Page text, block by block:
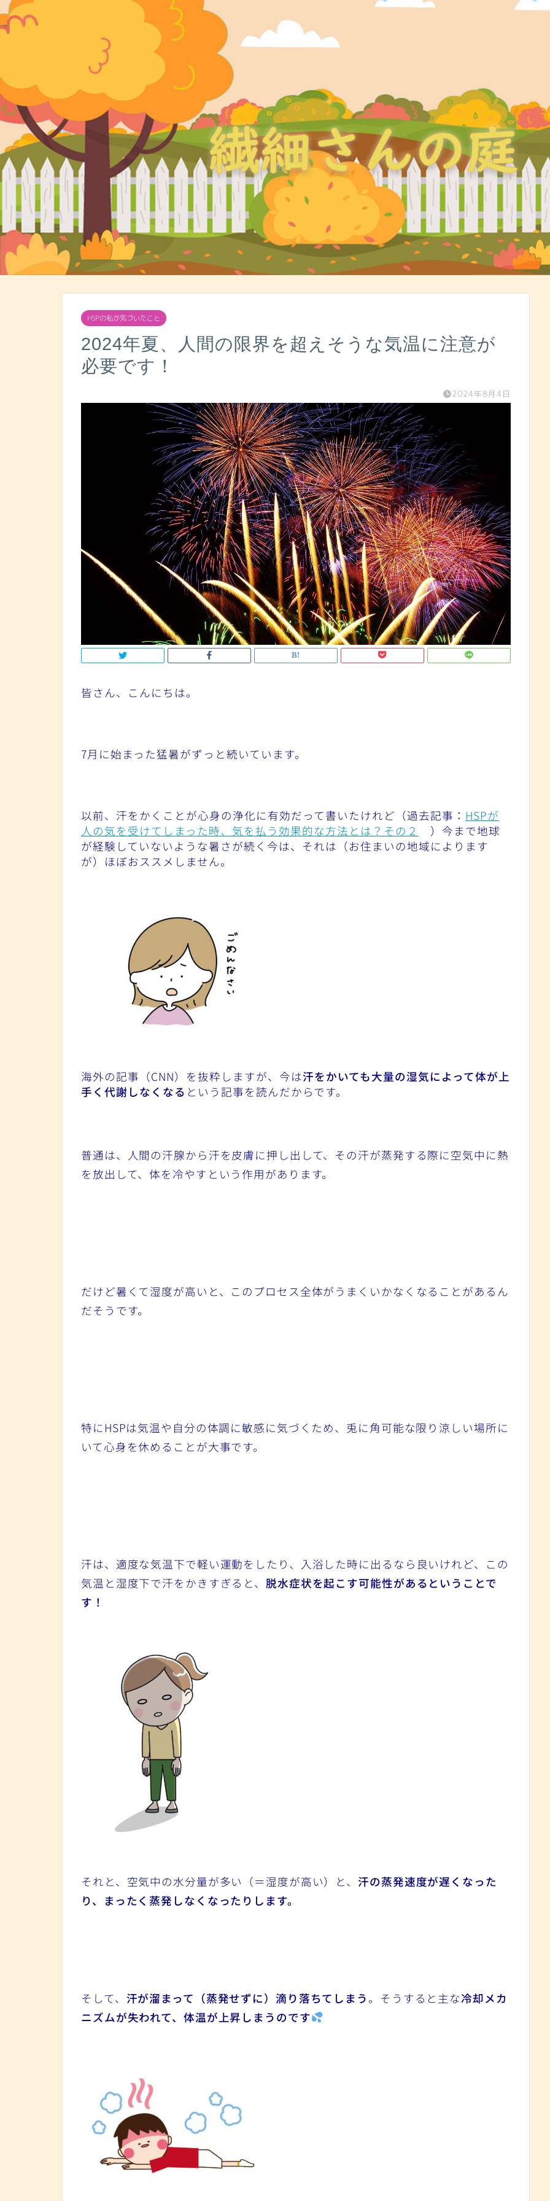
HSPの私が気づいたこと
2024年夏、人間の限界を超えそうな気温に注意が
必要です！
2024年8月4日
皆さん、こんにちは。
7月に始まった猛暑がずっと続いています。
以前、汗をかくことが心身の浄化に有効だって書いたけれど（過去記事： HSPが
人の気を受けてしまった時、気を払う効果的な方法とは？その２
）今まで地球
が経験していないような暑さが続く今は、それは（お住まいの地域によります
が）ほぼおススメしません。
海外の記事（CNN）を抜粋しますが、今は汗をかいても大量の湿気によって体が上
手く代謝しなくなる という記事を読んだからです。
普通は、人間の汗腺から汗を皮膚に押し出して、その汗が蒸発する際に空気中に熱
を放出して、体を冷やすという作用があります。
だけど暑くて湿度が高いと、このプロセス全体がうまくいかなくなることがあるん
だそうです。
特にHSPは気温や自分の体調に敏感に気づくため、兎に角可能な限り涼しい場所に
いて心身を休めることが大事です。
汗は、適度な気温下で軽い運動をしたり、入浴した時に出るなら良いけれど、この
気温と湿度下で汗をかきすぎると、 脱水症状を起こす可能性があるということで
す！
それと、空気中の水分量が多い（＝湿度が高い）と、 汗の蒸発速度が遅くなった
り、まったく蒸発しなくなったりします。
そして、 汗が溜まって（蒸発せずに）滴り落ちてしまう。そうすると主な冷却メカ
ニズムが失われて、体温が上昇しまうのです